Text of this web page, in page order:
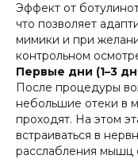
Эффект от
что позволяет
мимики и при
контрольном
Первые дни (1–3
После процедуры
небольшие отеки в
проходят. На этом
встраиваться в
расслабления мышц